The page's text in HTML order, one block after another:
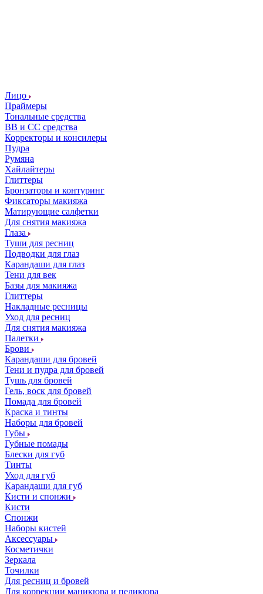
Лицо
Праймеры
Тональные средства
ВВ и СС средства
Корректоры и консилеры
Пудра
Румяна
Хайлайтеры
Глиттеры
Бронзаторы и контуринг
Фиксаторы макияжа
Матирующие салфетки
Для снятия макияжа
Глаза
Туши для ресниц
Подводки для глаз
Карандаши для глаз
Тени для век
Базы для макияжа
Глиттеры
Накладные ресницы
Уход для ресниц
Для снятия макияжа
Палетки
Брови
Карандаши для бровей
Тени и пудра для бровей
Тушь для бровей
Гель, воск для бровей
Помада для бровей
Краска и тинты
Наборы для бровей
Губы
Губные помады
Блески для губ
Тинты
Уход для губ
Карандаши для губ
Кисти и спонжи
Кисти
Спонжи
Наборы кистей
Аксессуары
Косметички
Зеркала
Точилки
Для ресниц и бровей
Для коррекции маникюра и педикюра